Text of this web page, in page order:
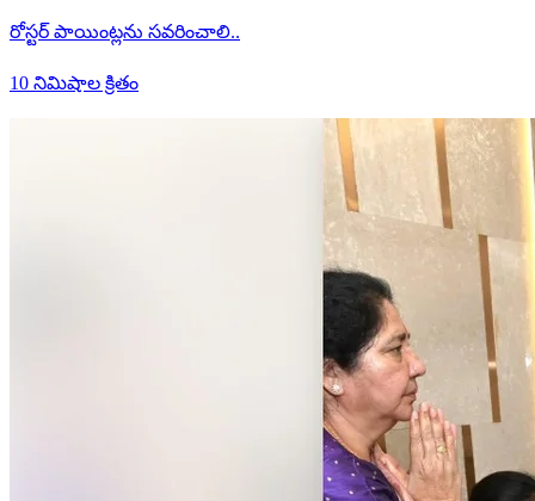
రోస్టర్ పాయింట్లను సవరించాలి..
10 నిమిషాల క్రితం